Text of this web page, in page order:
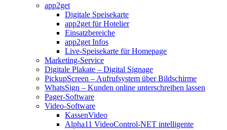
app2get
Digitale Speisekarte
app2get für Hotelier
Einsatzbereiche
app2get Infos
Live-Speisekarte für Homepage
Marketing-Service
Digitale Plakate – Digital Signage
PickupScreen – Aufrufsystem über Bildschirme
WhatsSign – Kunden online unterschreiben lassen
Pager-Software
Video-Software
KassenVideo
Alpha11 VideoControl-NET intelligente